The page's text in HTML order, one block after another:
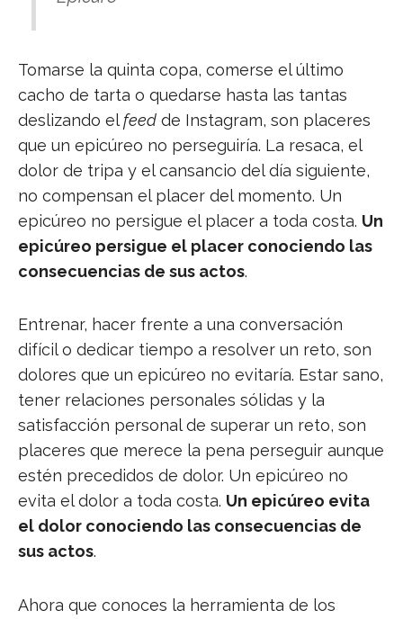
Tomarse la quinta copa, comerse el último
cacho de tarta o quedarse hasta las tantas
deslizando elfeed de Instagram, son placeres
que un epicúreo no perseguiría. La resaca, el
dolor de tripa y el cansancio del día siguiente,
no compensan el placer del momento. Un
epicúreo no persigue el placer a toda costa. Un
epicúreo persigue el placer conociendo las
consecuencias de sus actos.
Entrenar, hacer frente a una conversación
difícil o dedicar tiempo a resolver un reto, son
dolores que un epicúreo no evitaría. Estar sano,
tener relaciones personales sólidas y la
satisfacción personal de superar un reto, son
placeres que merece la pena perseguir aunque
estén precedidos de dolor. Un epicúreo no
evita el dolor a toda costa. Un epicúreo evita
el dolor conociendo las consecuencias de
sus actos.
Ahora que conoces la herramienta de los